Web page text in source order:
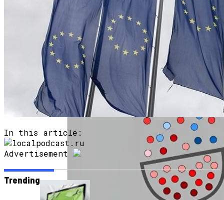
Продолжение Сериала «Счастливы
Вместе»: Когда Выйдет, Кто Из Актёров
Будет Играть, Как Сложилась Судьба
Артистов
Google Объявляет О Разработке Lumiere,
Генератора Текста В Видео
In this article:
Advertisement
Trending